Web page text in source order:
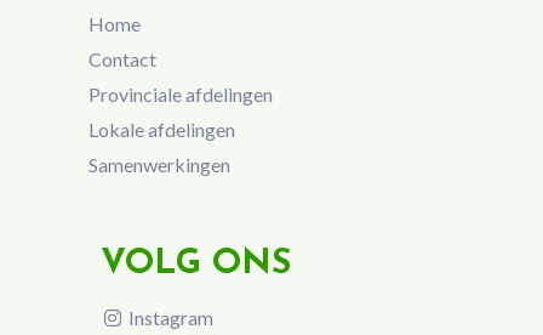
Home
Contact
Provinciale afdelingen
Lokale afdelingen
Samenwerkingen
VOLG ONS
Instagram